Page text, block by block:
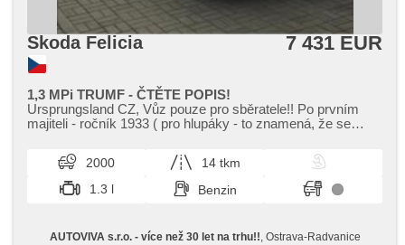
Skoda Felicia 7 431 EUR
1,3 MPi TRUMF - ČTĚTE POPIS!
Ursprungsland CZ,​ Vůz pouze pro sběratele!! Po prvním
majiteli ​- ročník 1933 ( pro hlupáky ​- to znamená,​ že se
2000
14 tkm
1.3 l
Benzin
AUTOVIVA s.r.o. - více než 30 let na trhu!! , Ostrava-Radvanice